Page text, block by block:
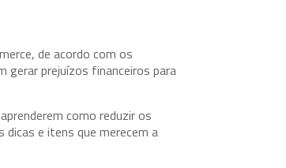
de acordo com os
gerar prejuízos financeiros para
como reduzir os
e itens que merecem a